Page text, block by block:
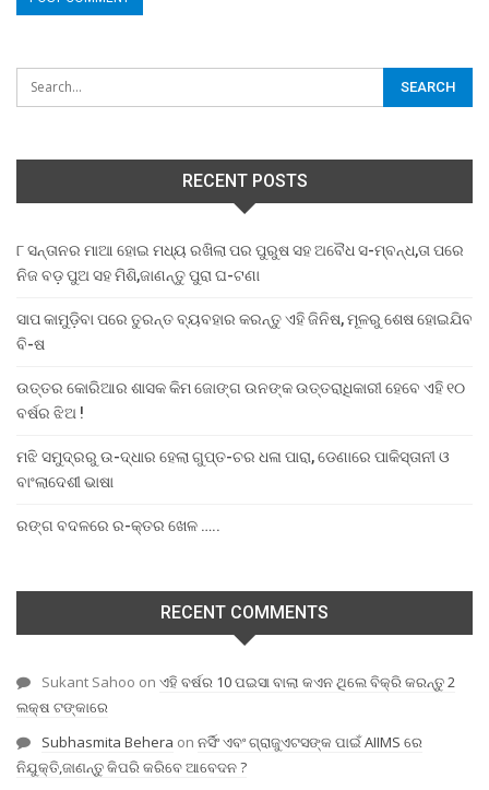
RECENT POSTS
୮ ସନ୍ତାନର ମାଆ ହୋଇ ମଧ୍ୟ ରଖିଲା ପର ପୁରୁଷ ସହ ଅବୈଧ ସ-ମ୍ବନ୍ଧ,ତା ପରେ
ନିଜ ବଡ଼ ପୁଅ ସହ ମିଶି,ଜାଣନ୍ତୁ ପୁରା ଘ-ଟଣା
ସାପ କାମୁଡ଼ିବା ପରେ ତୁରନ୍ତ ବ୍ୟବହାର କରନ୍ତୁ ଏହି ଜିନିଷ, ମୂଳରୁ ଶେଷ ହୋଇଯିବ
ବି-ଷ
ଉତ୍ତର କୋରିଆର ଶାସକ କିମ ଜୋଙ୍ଗ ଉନଙ୍କ ଉତ୍ତରାଧିକାରୀ ହେବେ ଏହି ୧୦
ବର୍ଷର ଝିଅ !
ମଝି ସମୁଦ୍ରରୁ ଉ-ଦ୍ଧାର ହେଲା ଗୁପ୍ତ-ଚର ଧଳା ପାରା, ଡେଣାରେ ପାକିସ୍ତାନୀ ଓ
ବାଂଲାଦେଶୀ ଭାଷା
ରଙ୍ଗ ବଦଳରେ ର-କ୍ତର ଖେଳ …..
RECENT COMMENTS
Sukant Sahoo on ଏହି ବର୍ଷର 10 ପଇସା ବାଲା କଏନ ଥିଲେ ବିକ୍ରି କରନ୍ତୁ 2
ଲକ୍ଷ ଟଙ୍କାରେ
Subhasmita Behera on ନର୍ସିଂ ଏବଂ ଗ୍ରାଜୁଏଟସଙ୍କ ପାଇଁ AIIMS ରେ
ନିଯୁକ୍ତି,ଜାଣନ୍ତୁ କିପରି କରିବେ ଆବେଦନ ?